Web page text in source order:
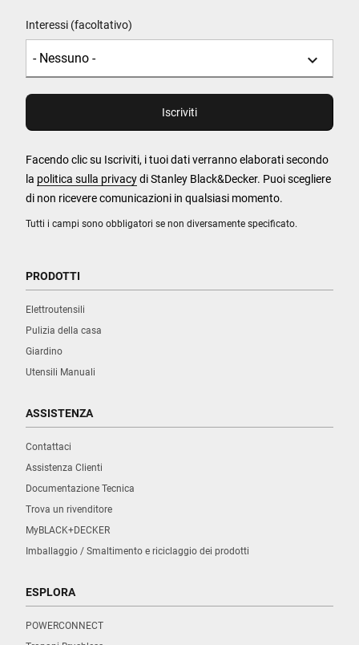
Tutti i campi sono obbligatori se non diversamente specificato.
Interessi (facoltativo)
Facendo clic su Iscriviti, i tuoi dati verranno elaborati secondo
la politica sulla privacydi Stanley Black&Decker. Puoi scegliere
di non ricevere comunicazioni in qualsiasi momento.
PRODOTTI
Elettroutensili
Pulizia della casa
Giardino
Utensili Manuali
ASSISTENZA
Contattaci
Assistenza Clienti
Documentazione Tecnica
Trova un rivenditore
MyBLACK+DECKER
Imballaggio / Smaltimento e riciclaggio dei prodotti
ESPLORA
POWERCONNECT